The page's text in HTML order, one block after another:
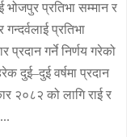
भोजपुर प्रतिभा सम्मान र
गन्दर्वलाई प्रतिभा
प्रदान गर्ने निर्णय गरेको
दुई–दुई वर्षमा प्रदान
२०८२ को लागि राई र